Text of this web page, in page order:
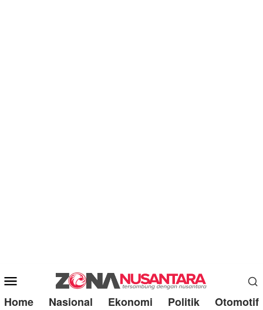
Mobile
Menu
Home Nasional Ekonomi Politik Otomotif